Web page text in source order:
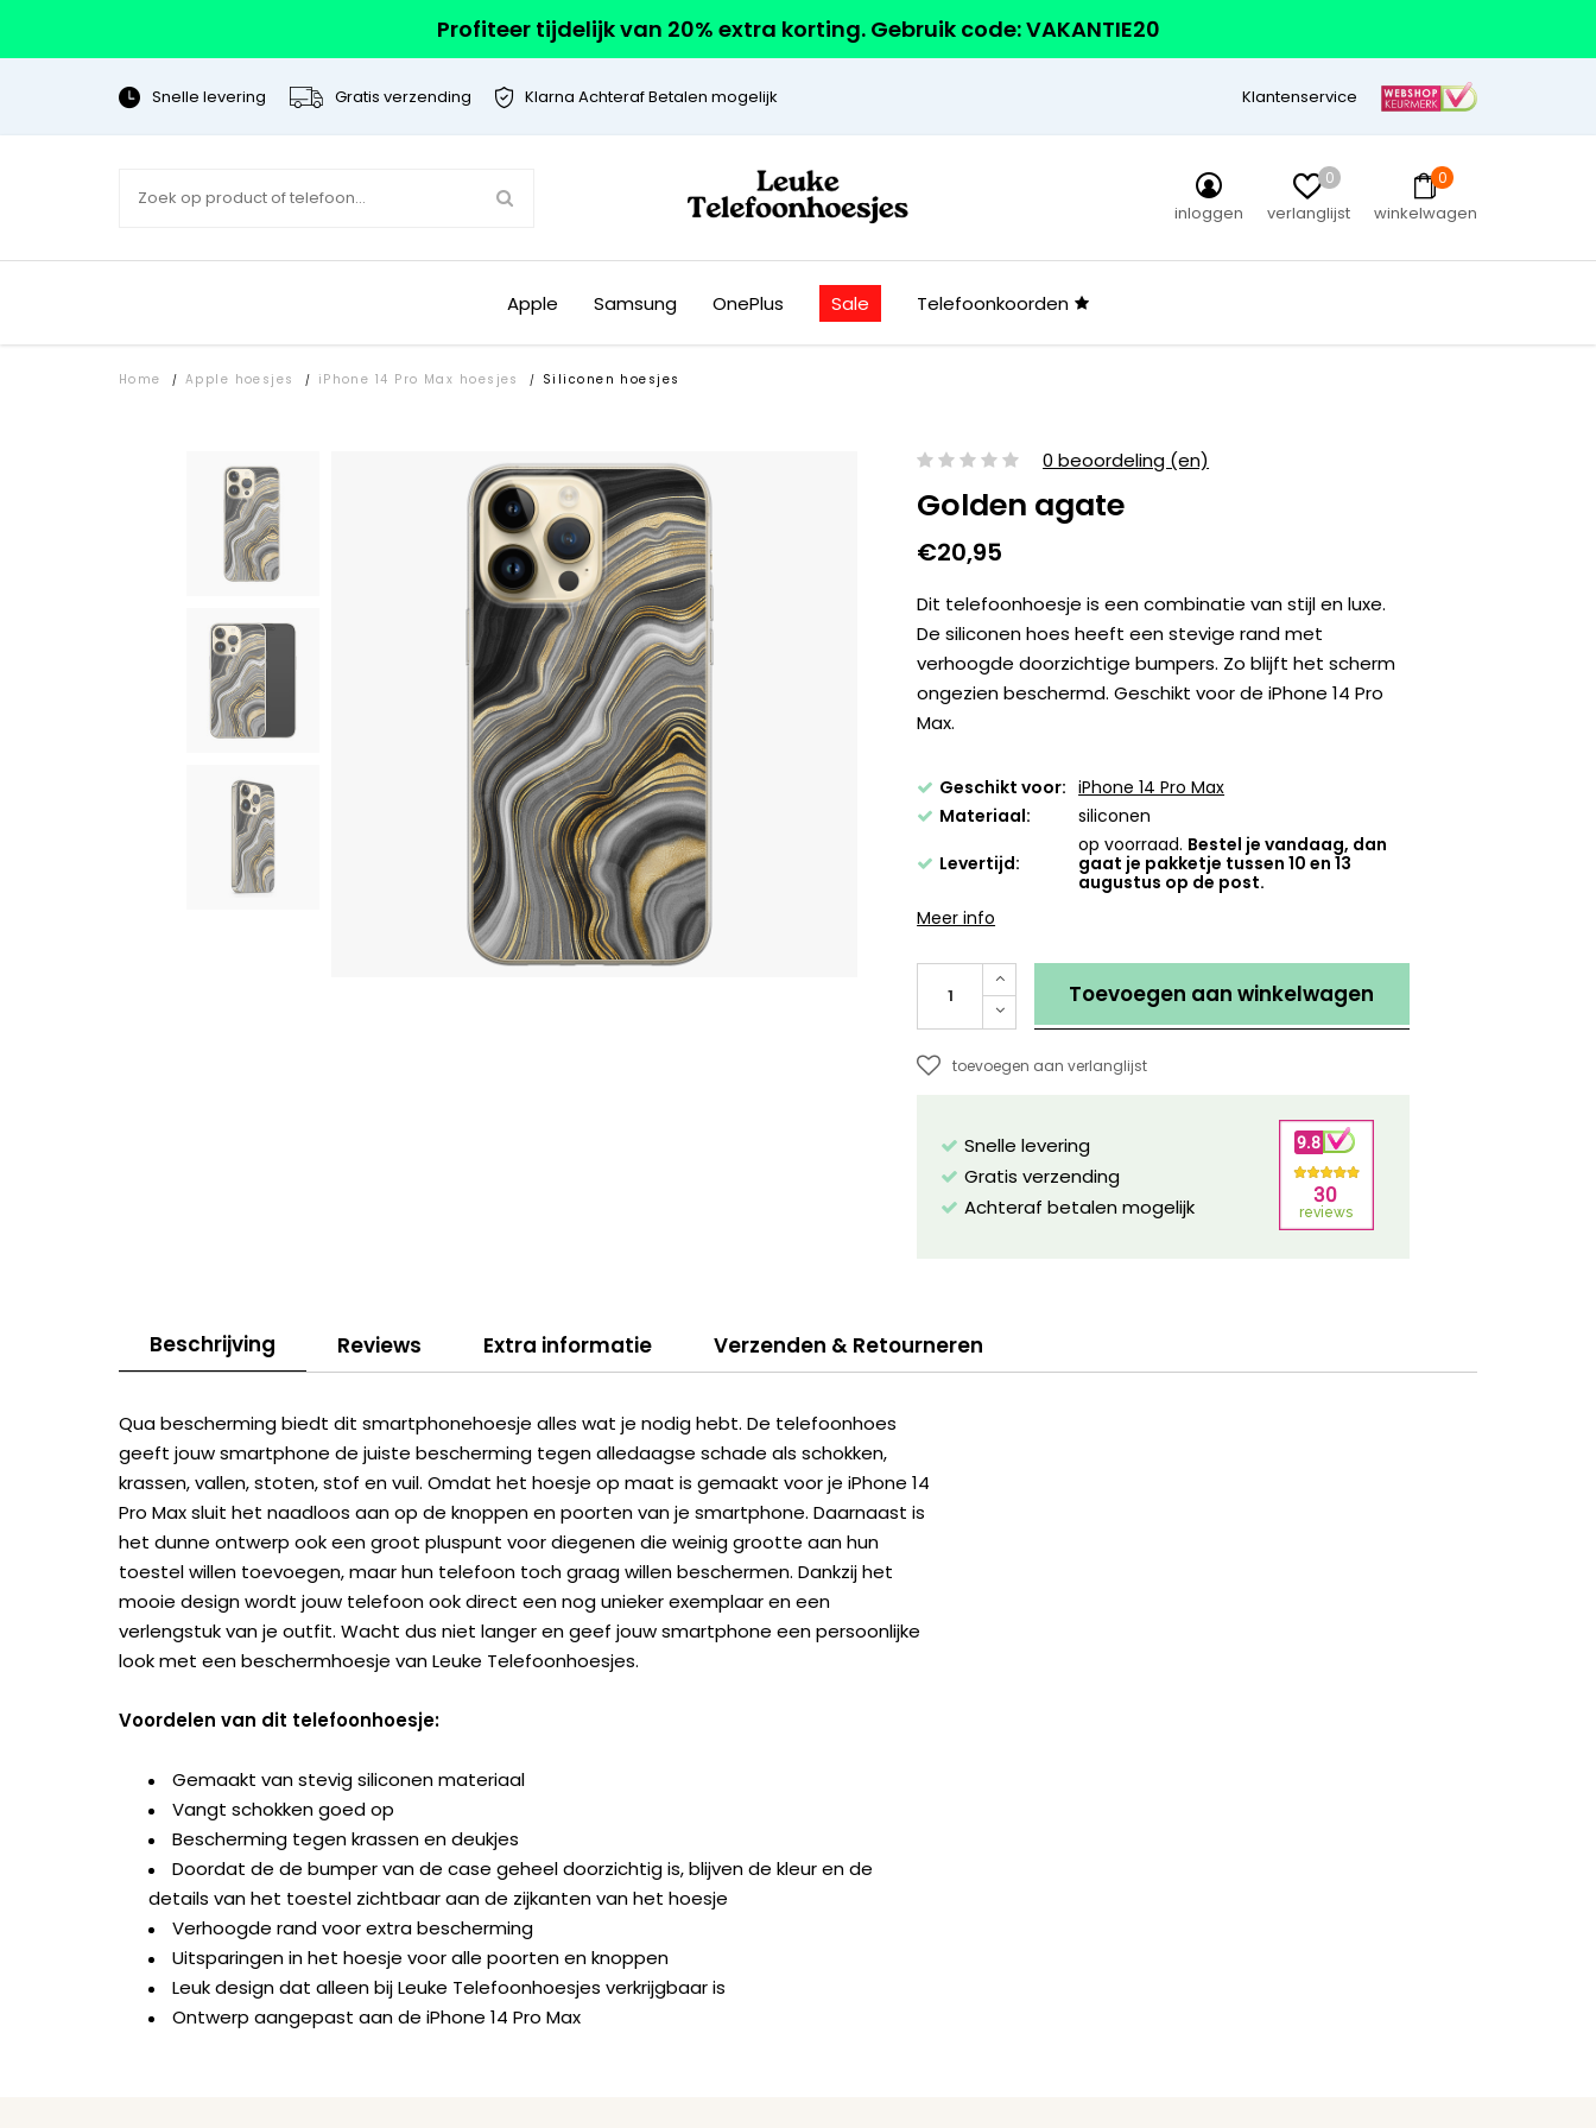
Profiteer tijdelijk van 20% extra korting. Gebruik code: VAKANTIE20
Snelle levering Gratis verzending Klarna Achteraf Betalen mogelijk Klantenservice
inloggen
0
verlanglijst
0
winkelwagen
Apple Samsung OnePlus Sale Telefoonkoorden
Home / Apple hoesjes / iPhone 14 Pro Max hoesjes / Siliconen hoesjes
0 beoordeling (en)
Golden agate
€20,95
Dit telefoonhoesje is een combinatie van stijl en luxe.
De siliconen hoes heeft een stevige rand met
verhoogde doorzichtige bumpers. Zo blijft het scherm
ongezien beschermd. Geschikt voor de iPhone 14 Pro
Max.
Geschikt voor: iPhone 14 Pro Max
Materiaal:
siliconen
Levertijd:
op voorraad. Bestel je vandaag, dan
gaat je pakketje tussen 10 en 13
augustus op de post.
Meer info
Toevoegen aan winkelwagen
toevoegen aan verlanglijst
Snelle levering
Gratis verzending
Achteraf betalen mogelijk
Beschrijving Reviews Extra informatie Verzenden & Retourneren
Qua bescherming biedt dit smartphonehoesje alles wat je nodig hebt. De telefoonhoes
geeft jouw smartphone de juiste bescherming tegen alledaagse schade als schokken,
krassen, vallen, stoten, stof en vuil. Omdat het hoesje op maat is gemaakt voor je iPhone 14
Pro Max sluit het naadloos aan op de knoppen en poorten van je smartphone. Daarnaast is
het dunne ontwerp ook een groot pluspunt voor diegenen die weinig grootte aan hun
toestel willen toevoegen, maar hun telefoon toch graag willen beschermen. Dankzij het
mooie design wordt jouw telefoon ook direct een nog unieker exemplaar en een
verlengstuk van je outfit. Wacht dus niet langer en geef jouw smartphone een persoonlijke
look met een beschermhoesje van Leuke Telefoonhoesjes.
Voordelen van dit telefoonhoesje:
Gemaakt van stevig siliconen materiaal
Vangt schokken goed op
Bescherming tegen krassen en deukjes
Doordat de de bumper van de case geheel doorzichtig is, blijven de kleur en de
details van het toestel zichtbaar aan de zijkanten van het hoesje
Verhoogde rand voor extra bescherming
Uitsparingen in het hoesje voor alle poorten en knoppen
Leuk design dat alleen bij Leuke Telefoonhoesjes verkrijgbaar is
Ontwerp aangepast aan de iPhone 14 Pro Max